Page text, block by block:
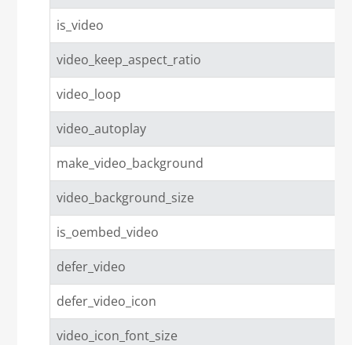
is_video
video_keep_aspect_ratio
video_loop
video_autoplay
make_video_background
video_background_size
is_oembed_video
defer_video
defer_video_icon
video_icon_font_size